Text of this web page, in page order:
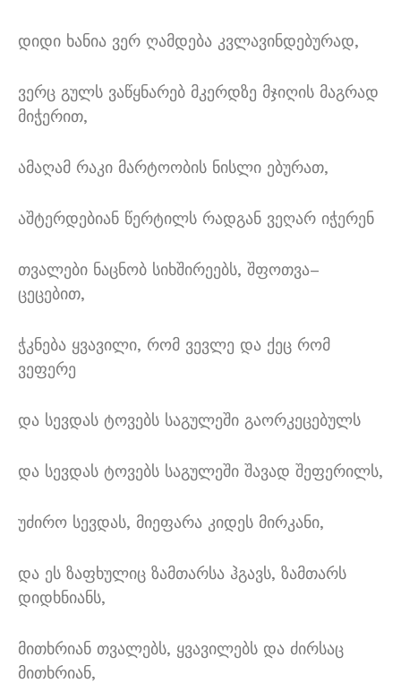
დიდი ხანია ვერ ღამდება კვლავინდებურად,
ვერც გულს ვაწყნარებ მკერდზე მჯიღის მაგრად
მიჭერით,
ამაღამ რაკი მარტოობის ნისლი ებურათ,
აშტერდებიან წერტილს რადგან ვეღარ იჭერენ
თვალები ნაცნობ სიხშირეებს, შფოთვა–
ცეცებით,
ჭკნება ყვავილი, რომ ვევლე და ქეც რომ
ვეფერე
და სევდას ტოვებს საგულეში გაორკეცებულს
და სევდას ტოვებს საგულეში შავად შეფერილს,
უძირო სევდას, მიეფარა კიდეს მირკანი,
და ეს ზაფხულიც ზამთარსა ჰგავს, ზამთარს
დიდხნიანს,
მითხრიან თვალებს, ყვავილებს და ძირსაც
მითხრიან,